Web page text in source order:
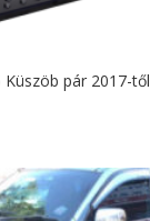
pár 2017-től